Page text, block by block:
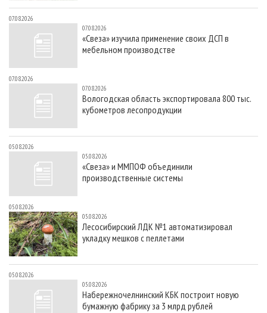
07.08.2026
07.08.2026
«Свеза» изучила применение своих ДСП в
мебельном производстве
07.08.2026
07.08.2026
Вологодская область экспортировала 800 тыс.
кубометров лесопродукции
05.08.2026
05.08.2026
«Свеза» и ММПОФ объединили
производственные системы
05.08.2026
05.08.2026
Лесосибирский ЛДК №1 автоматизировал
укладку мешков с пеллетами
05.08.2026
05.08.2026
Набережночелнинский КБК построит новую
бумажную фабрику за 3 млрд рублей